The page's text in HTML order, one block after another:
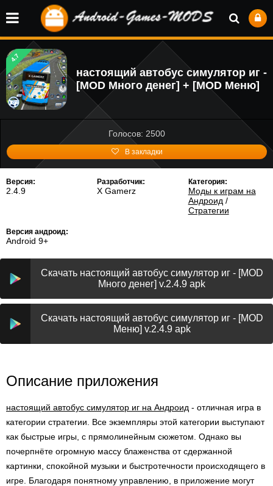
4.7
настоящий автобус симулятор иг -
[MOD Много денег] + [MOD Меню]
Голосов: 2500
В закладки
Версия:
2.4.9
Разработчик:
X Gamerz
Категория:
Моды к играм на
Андроид /
Стратегии
Версия андроид:
Android 9+
Скачать настоящий автобус симулятор иг - [MOD
Много денег] v.2.4.9 apk
Скачать настоящий автобус симулятор иг - [MOD
Меню] v.2.4.9 apk
Описание приложения
настоящий автобус симулятор иг на Андроид - отличная игра в
категории стратегии. Все экземпляры этой категории выступают
как быстрые игры, с прямолинейным сюжетом. Однако вы
почерпнёте огромную массу блаженства от сдержанной
картинки, спокойной музыки и быстротечности происходящего в
игре. Благодаря понятному управлению, в приложение могут